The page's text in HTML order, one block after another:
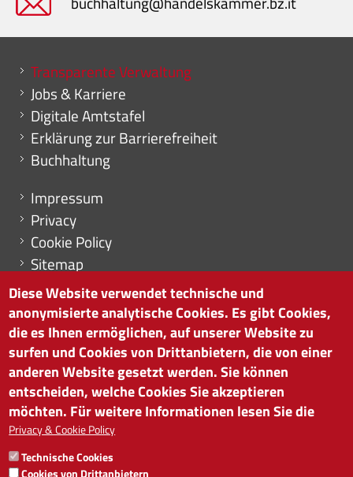
Mini menu di servizio
Transparente Verwaltung
Jobs & Karriere
Digitale Amtstafel
Erklärung zur Barrierefreiheit
Buchhaltung
Menu footer
Impressum
Privacy
Cookie Policy
Sitemap
Cookie-Einstellungen
HANDELSKAMMER BOZEN
Südtiroler Straße 60 | I-39100 Bozen
Tel. 0471 945 511 |info@handelskammer.bz.it
MwSt.-Nr.: 00376420212
INSTITUT FÜR WIRTSCHAFTSFÖRDERUNG
Diese Website verwendet technische und
anonymisierte analytische Cookies. Es gibt Cookies,
die es Ihnen ermöglichen, auf unserer Website zu
surfen und Cookies von Drittanbietern, die von einer
anderen Website gesetzt werden. Sie können
entscheiden, welche Cookies Sie akzeptieren
möchten. Für weitere Informationen lesen Sie die
Privacy & Cookie Policy
Technische Cookies
Cookies von Drittanbietern